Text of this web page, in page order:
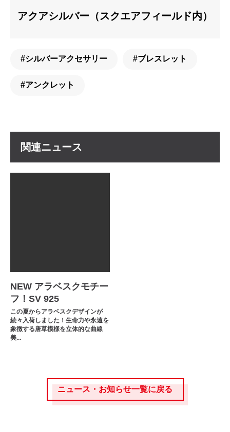
アクアシルバー（スクエアフィールド内）
#シルバーアクセサリー #ブレスレット
#アンクレット
関連ニュース
NEW アラベスクモチー
フ！SV 925
この夏からアラベスクデザインが
続々入荷しました！生命力や永遠を
象徴する唐草模様を立体的な曲線
美...
ニュース・お知らせ一覧に戻る